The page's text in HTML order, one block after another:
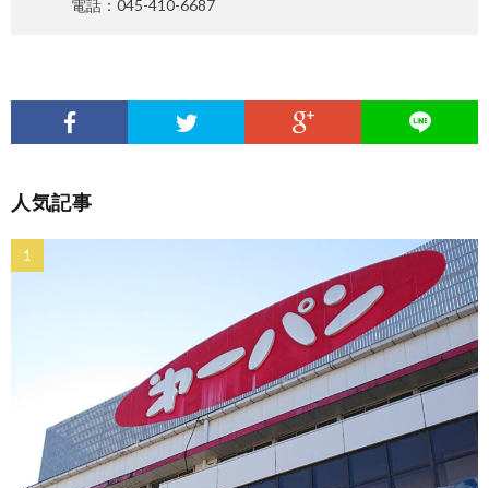
電話：045-410-6687
人気記事